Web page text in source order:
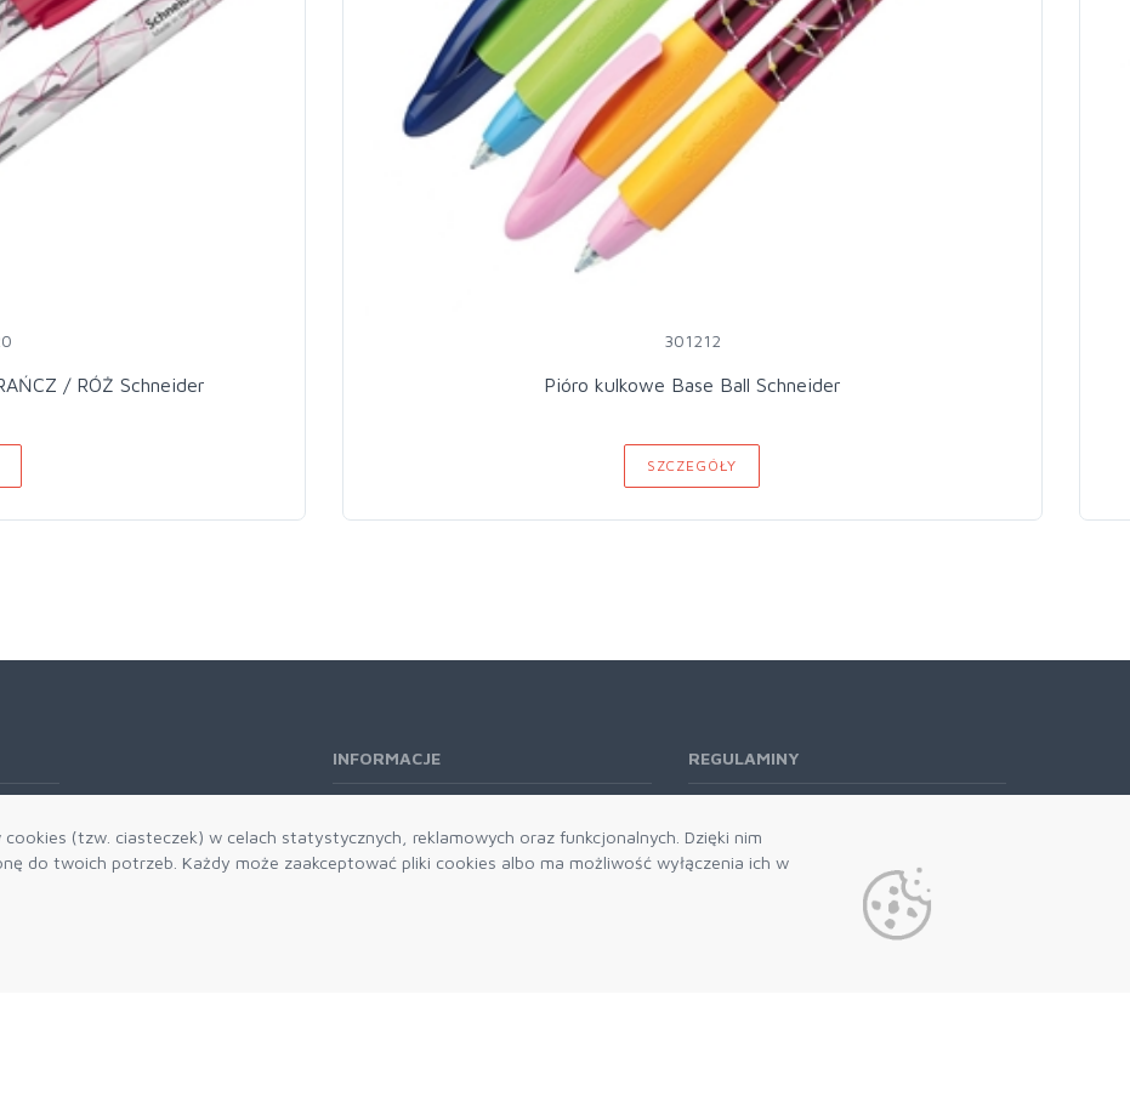
(tzw. ciasteczek) w celach statystycznych, reklamowych oraz funkcjonalnych. Dzięki nim
do twoich potrzeb. Każdy może zaakceptować pliki cookies albo ma możliwość wyłączenia ich w
/ RÓŻ Schneider
301212
Pióro kulkowe Base Ball Schneider
SZCZEGÓŁY
INFORMACJE
Kontakt
REGULAMINY